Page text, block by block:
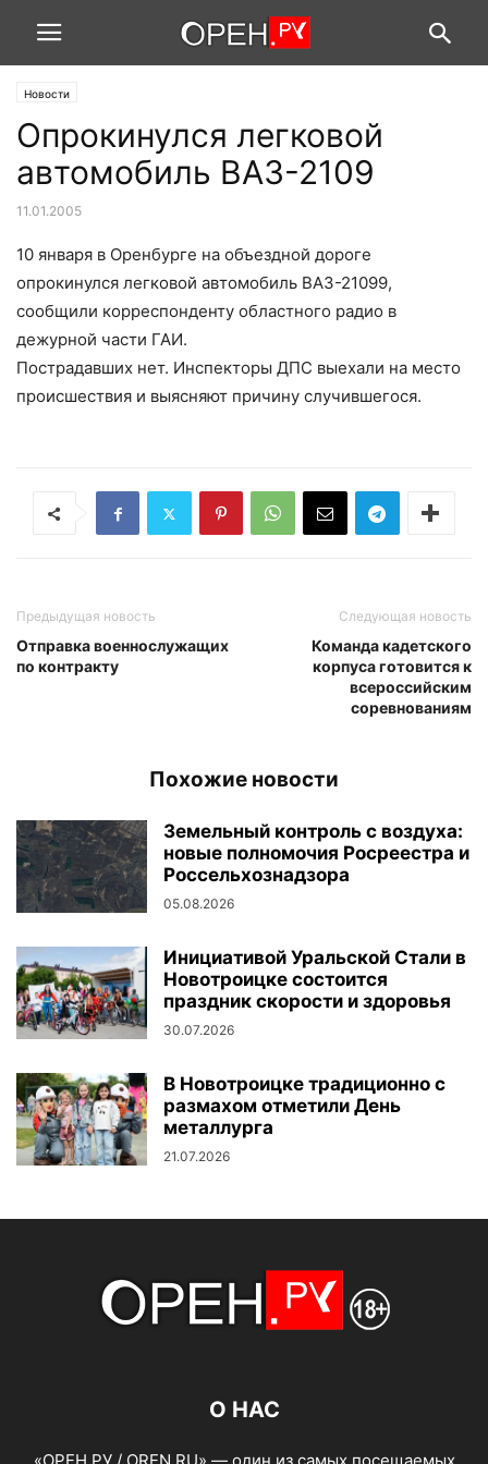
Новости
Опрокинулся легковой
автомобиль ВАЗ-2109
11.01.2005
10 января в Оренбурге на объездной дороге
опрокинулся легковой автомобиль ВАЗ-21099,
сообщили корреспонденту областного радио в
дежурной части ГАИ.
Пострадавших нет. Инспекторы ДПС выехали на место
происшествия и выясняют причину случившегося.
Предыдущая новость
Отправка военнослужащих
по контракту
Следующая новость
Команда кадетского
корпуса готовится к
всероссийским
соревнованиям
Похожие новости
Земельный контроль с воздуха:
новые полномочия Росреестра и
Россельхознадзора
05.08.2026
Инициативой Уральской Стали в
Новотроицке состоится
праздник скорости и здоровья
30.07.2026
В Новотроицке традиционно с
размахом отметили День
металлурга
21.07.2026
О НАС